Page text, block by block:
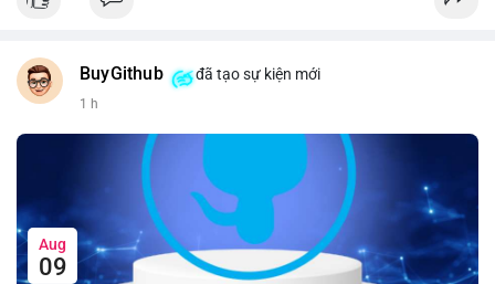
BuyGithub đã tạo sự kiện mới
1 h
Aug
09